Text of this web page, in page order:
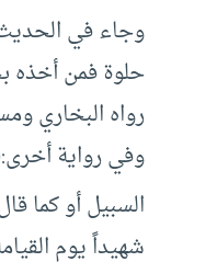
وجاء في
حلوة فمن أخذه
رواه البخاري
وفي رواية
السبيل أو كما
شهيداً يوم